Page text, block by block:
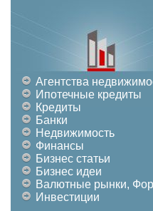
Агентства
Ипотечные кредиты
Кредиты
Банки
Недвижимость
Финансы
Бизнес статьи
Бизнес идеи
Валютные рынки,
Инвестиции